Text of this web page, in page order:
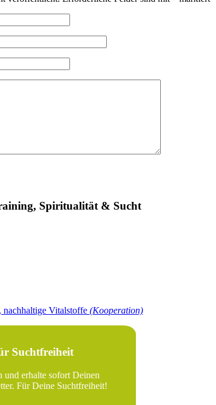
Spiritualität & Sucht
nachhaltige Vitalstoffe (Kooperation)
Suchtfreiheit
erhalte sofort Deinen
Für Deine Suchtfreiheit!